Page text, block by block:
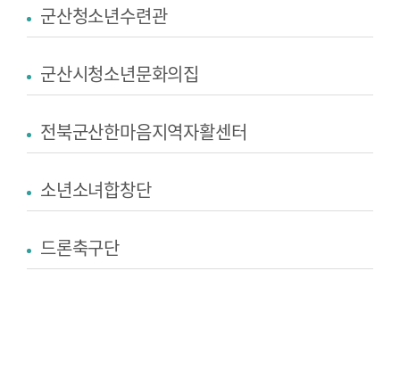
군산청소년수련관
군산시청소년문화의집
전북군산한마음지역자활센터
소년소녀합창단
드론축구단